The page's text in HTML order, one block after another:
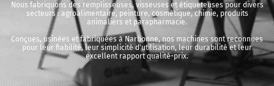
Nous fabriquons des remplisseuses, visseuses et étiqueteuses pour divers
secteurs : agroalimentaire, peinture, cosmétique, chimie, produits
animaliers et parapharmacie.
Conçues, usinées et fabriquées à Narbonne, nos machines sont reconnues
pour leur fiabilité, leur simplicité d'utilisation, leur durabilité et leur
excellent rapport qualité-prix.